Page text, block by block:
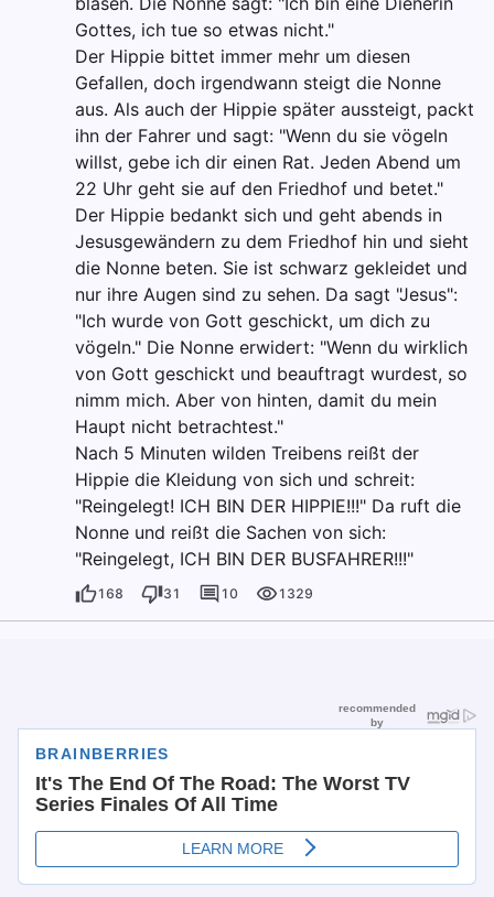
Gottes, ich tue so etwas nicht."
Der Hippie bittet immer mehr um diesen
Gefallen, doch irgendwann steigt die Nonne
aus. Als auch der Hippie später aussteigt, packt
ihn der Fahrer und sagt: "Wenn du sie vögeln
willst, gebe ich dir einen Rat. Jeden Abend um
22 Uhr geht sie auf den Friedhof und betet."
Der Hippie bedankt sich und geht abends in
Jesusgewändern zu dem Friedhof hin und sieht
die Nonne beten. Sie ist schwarz gekleidet und
nur ihre Augen sind zu sehen. Da sagt "Jesus":
"Ich wurde von Gott geschickt, um dich zu
vögeln." Die Nonne erwidert: "Wenn du wirklich
von Gott geschickt und beauftragt wurdest, so
nimm mich. Aber von hinten, damit du mein
Haupt nicht betrachtest."
Nach 5 Minuten wilden Treibens reißt der
Hippie die Kleidung von sich und schreit:
"Reingelegt! ICH BIN DER HIPPIE!!!" Da ruft die
Nonne und reißt die Sachen von sich:
"Reingelegt, ICH BIN DER BUSFAHRER!!!"
168 31 10 1329